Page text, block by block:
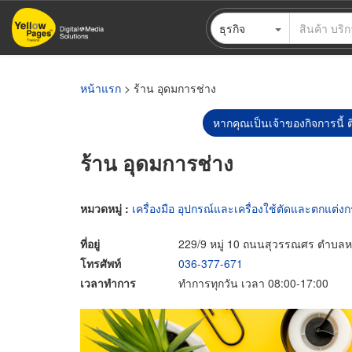
ข้าม
ไป
ธุรกิจ
หน้าแรก > ร้าน อุดมการช่าง
หากคุณเป็นเจ้าของกิจการนี้
ร้าน อุดมการช่าง
หมวดหมู่ : เครื่องมือ อุปกรณ์และเครื่องใช้ตัดและตกแต่ง
ที่อยู่
229/9 หมู่ 10 ถนนสุวรรณศร ตำบล
โทรศัพท์
036-377-671
เวลาทำการ
ทำการทุกวัน เวลา 08:00-17:00